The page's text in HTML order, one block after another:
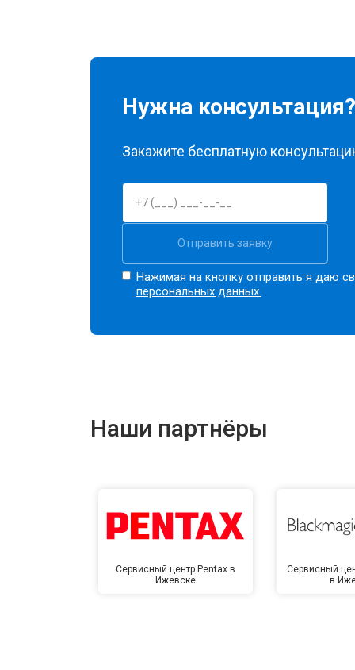
Нужна консультация?
Закажите бесплатную
Отправить заявку
Нажимая на кнопку отправить я даю
персональных данных.
Наши партнёры
Сервисный центр Pentax в
Ижевске
Сервисный
в